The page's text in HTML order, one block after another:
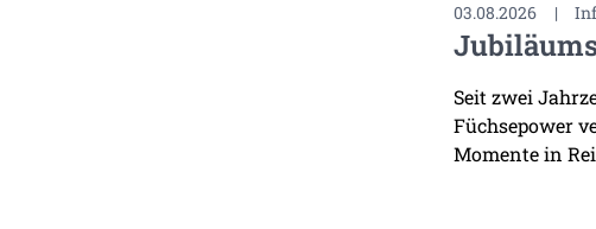
03.08.2026 |
Seit zwei
Füchsepower
Momente in